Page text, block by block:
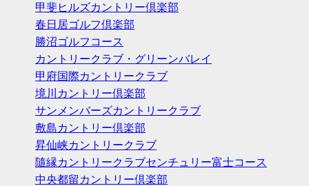
甲斐ヒルズカントリー倶楽部
春日居ゴルフ倶楽部
勝沼ゴルフコース
カントリークラブ・グリーンバレイ
甲府国際カントリークラブ
境川カントリー倶楽部
サンメンバーズカントリークラブ
敷島カントリー倶楽部
昇仙峡カントリークラブ
隨縁カントリークラブセンチュリー富士コース
中央都留カントリー倶楽部